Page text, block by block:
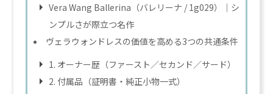
Vera Wang Ballerina（バレリーナ / 1g029）｜シ
ンプルさが際立つ名作
ヴェラウォンドレスの価値を高める3つの共通条件
1. オーナー歴（ファースト／セカンド／サード）
2. 付属品（証明書・純正小物一式）